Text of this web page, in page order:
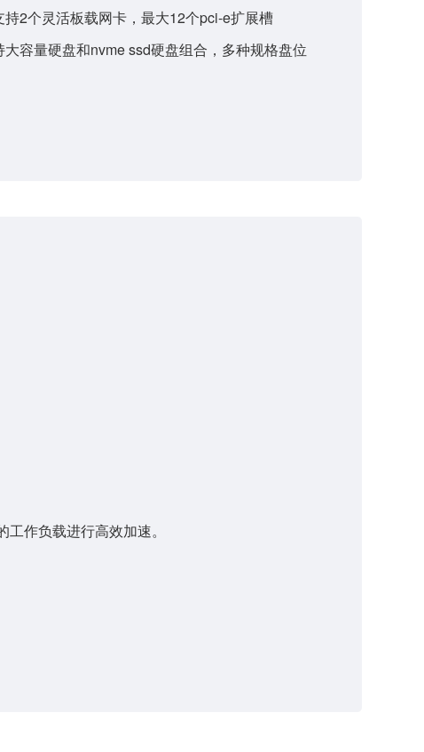
持2个灵活板载网卡，最大12个pci-e扩展槽
大容量硬盘和nvme ssd硬盘组合，多种规格盘位
作负载进行高效加速。